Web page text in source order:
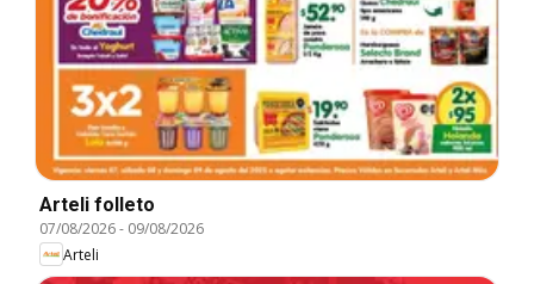
Arteli folleto
07/08/2026- 09/08/2026
Arteli